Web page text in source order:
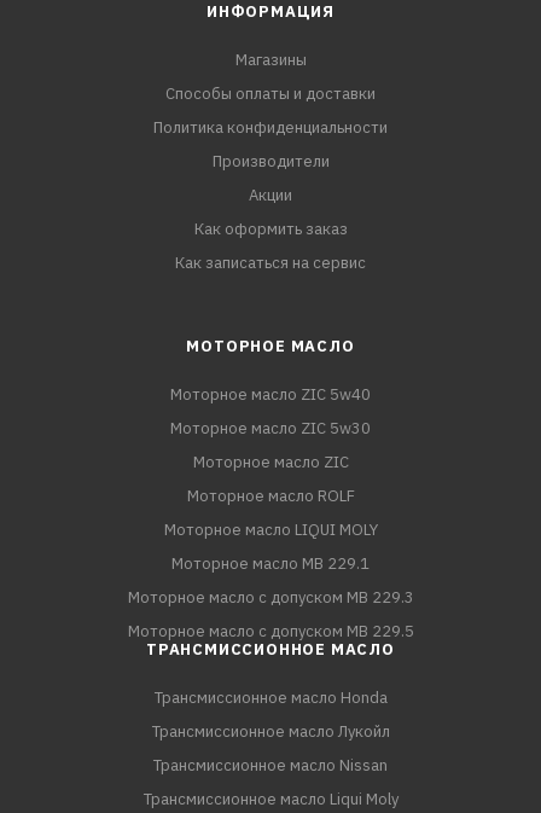
ИНФОРМАЦИЯ
Магазины
Способы оплаты и доставки
Политика конфиденциальности
Производители
Акции
Как оформить заказ
Как записаться на сервис
МОТОРНОЕ МАСЛО
Моторное масло ZIC 5w40
Моторное масло ZIC 5w30
Моторное масло ZIC
Моторное масло ROLF
Моторное масло LIQUI MOLY
Моторное масло MB 229.1
Моторное масло с допуском MB 229.3
Моторное масло с допуском MB 229.5
ТРАНСМИССИОННОЕ МАСЛО
Трансмиссионное масло Honda
Трансмиссионное масло Лукойл
Трансмиссионное масло Nissan
Трансмиссионное масло Liqui Moly